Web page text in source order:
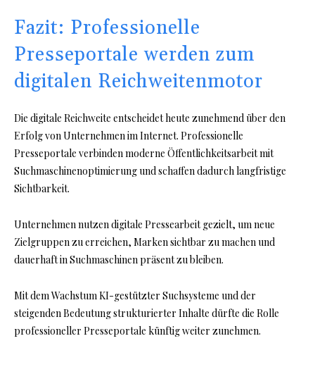
Fazit: Professionelle
Presseportale werden zum
digitalen Reichweitenmotor
Die digitale Reichweite entscheidet heute zunehmend über den
Erfolg von Unternehmen im Internet. Professionelle
Presseportale verbinden moderne Öffentlichkeitsarbeit mit
Suchmaschinenoptimierung und schaffen dadurch langfristige
Sichtbarkeit.
Unternehmen nutzen digitale Pressearbeit gezielt, um neue
Zielgruppen zu erreichen, Marken sichtbar zu machen und
dauerhaft in Suchmaschinen präsent zu bleiben.
Mit dem Wachstum KI-gestützter Suchsysteme und der
steigenden Bedeutung strukturierter Inhalte dürfte die Rolle
professioneller Presseportale künftig weiter zunehmen.